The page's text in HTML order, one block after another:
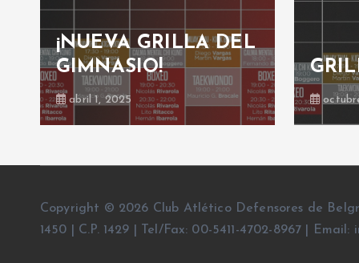
¡NUEVA GRILLA DEL
GIMNASIO!
abril 1, 2025
Copyright © 2026 Club Atlético Defensores de
1450 | C.P. 1429 | Tel/Fax: 00-5411-4702-8967 |